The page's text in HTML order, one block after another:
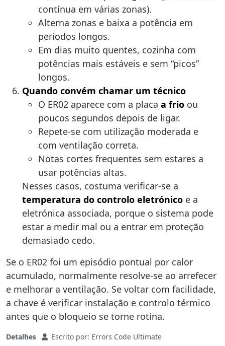
contínua em várias zonas).
Alterna zonas e baixa a potência em
períodos longos.
Em dias muito quentes, cozinha com
potências mais estáveis e sem “picos”
longos.
Quando convém chamar um técnico
O ER02 aparece com a placa a frio ou
poucos segundos depois de ligar.
Repete-se com utilização moderada e
com ventilação correta.
Notas cortes frequentes sem estares a
usar potências altas.
Nesses casos, costuma verificar-se a
temperatura do controlo eletrónico e a
eletrónica associada, porque o sistema pode
estar a medir mal ou a entrar em proteção
demasiado cedo.
Se o ER02 foi um episódio pontual por calor
acumulado, normalmente resolve-se ao arrefecer
e melhorar a ventilação. Se voltar com facilidade,
a chave é verificar instalação e controlo térmico
antes que o bloqueio se torne rotina.
Detalhes Escrito por: Errors Code Ultimate